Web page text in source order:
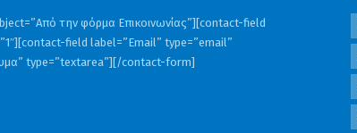
την φόρμα Επικοινωνίας”][contact-field
field label=”Email” type=”email”
type=”textarea”][/contact-form]